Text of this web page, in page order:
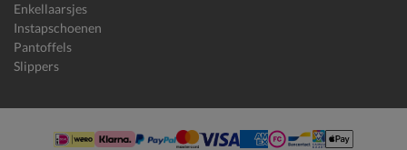
Enkellaarsjes
Instapschoenen
Pantoffels
Slippers